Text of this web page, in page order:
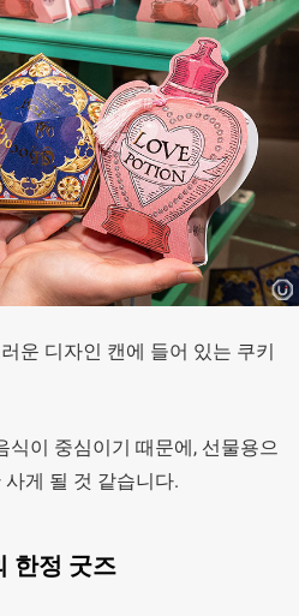
운 디자인 캔에 들어 있는 쿠키
식이 중심이기 때문에, 선물용으
게 될 것 같습니다.
한정 굿즈